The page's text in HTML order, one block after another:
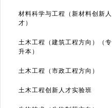
材料科学与工程（新材料创新人
才）
土木工程（建筑工程方向）（专
升本）
土木工程（市政工程方向）
土木工程创新人才实验班